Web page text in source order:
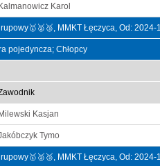
Kalmanowicz Karol
MMKT Łęczyca, Od: 2024-
pojedyncza; Chłopcy
Milewski Kasjan
Tymo
MMKT Łęczyca, Od: